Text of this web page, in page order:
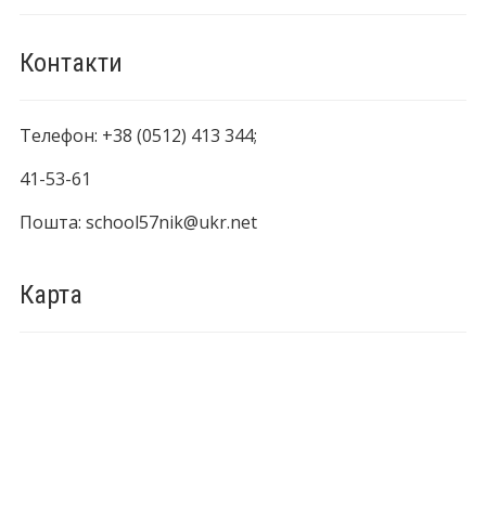
Контакти
Телефон: +38 (0512) 413 344;
41-53-61
Пошта: school57nik@ukr.net
Карта